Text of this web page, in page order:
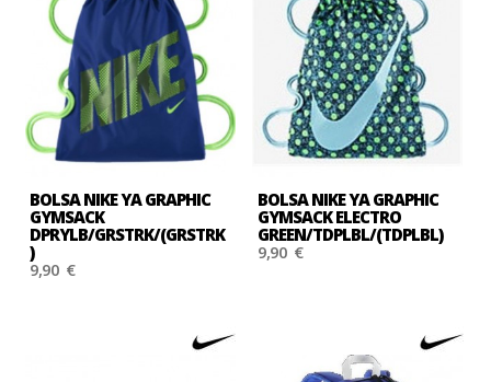
BOLSA NIKE YA GRAPHIC
GYMSACK
DPRYLB/GRSTRK/(GRSTRK
)
9,90 €
BOLSA NIKE YA GRAPHIC
GYMSACK ELECTRO
GREEN/TDPLBL/(TDPLBL)
9,90 €